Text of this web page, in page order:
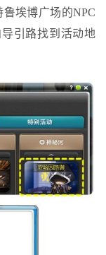
埃博广场的NPC
引路找到活动地